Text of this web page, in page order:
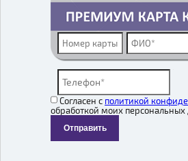
Согласен с политикой
обработкой моих
Отправить